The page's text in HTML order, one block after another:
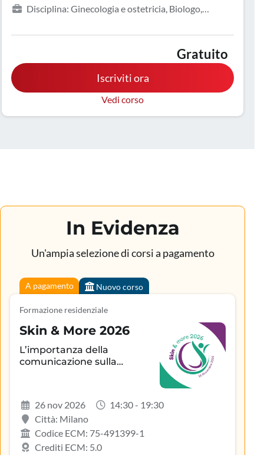
Disciplina: Ginecologia e ostetricia, Biologo,
Infermiere, Malattie metaboliche e diabetologia,
Medicina d'emergenza-urgenza, Medicina interna,
Oncologia, Pediatria, Tecnico sanitario di laboratorio
biomedico, Tecnico sanitario di radiologia medica
Gratuito
Iscriviti ora
Vedi corso
In Evidenza
Un'ampia selezione di corsi a pagamento
A pagamento Nuovo corso
Formazione residenziale
Skin & More 2026
L’importanza della
comunicazione sulla
dermatologica
26 nov 2026
14:30 - 19:30
Città: Milano
Codice ECM: 75-491399-1
Crediti ECM: 5.0